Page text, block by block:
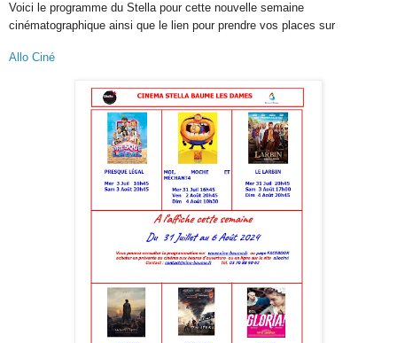
Voici le programme du Stella pour cette nouvelle semaine
cinématographique ainsi que l e lien pour prendre vos places sur
Allo Ciné